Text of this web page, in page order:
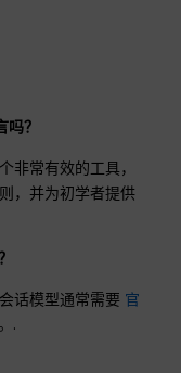
？
非常有效的工具，
，并为初学者提供
话模型通常需要 官
.